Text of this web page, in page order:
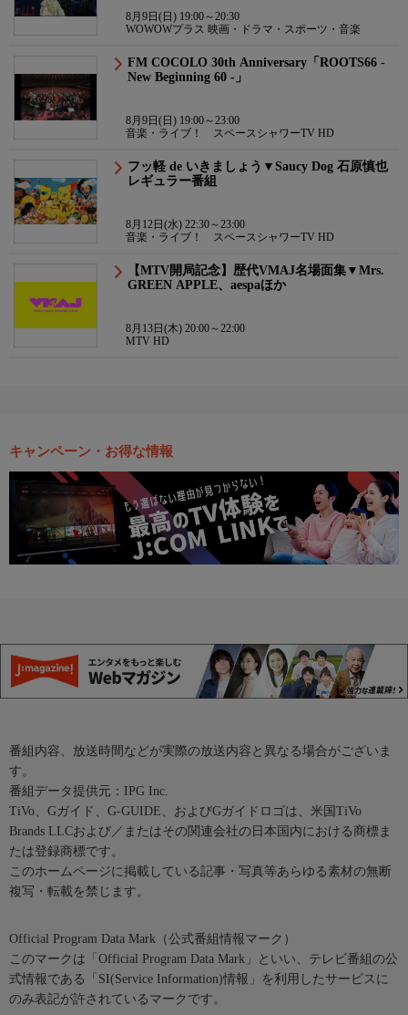
8月9日(日) 19:00～20:30
WOWOWプラス 映画・ドラマ・スポーツ・音楽
FM COCOLO 30th Anniversary「ROOTS66 -
New Beginning 60 -」
8月9日(日) 19:00～23:00
音楽・ライブ！ スペースシャワーTV HD
フッ軽 de いきましょう▼Saucy Dog 石原慎也
レギュラー番組
8月12日(水) 22:30～23:00
音楽・ライブ！ スペースシャワーTV HD
【MTV開局記念】歴代VMAJ名場面集▼Mrs.
GREEN APPLE、aespaほか
8月13日(木) 20:00～22:00
MTV HD
キャンペーン・お得な情報
番組内容、放送時間などが実際の放送内容と異なる場合がございま
す。
番組データ提供元：IPG Inc.
TiVo、Gガイド、G-GUIDE、およびGガイドロゴは、米国TiVo
Brands LLCおよび／またはその関連会社の日本国内における商標ま
たは登録商標です。
このホームページに掲載している記事・写真等あらゆる素材の無断
複写・転載を禁じます。
Official Program Data Mark（公式番組情報マーク）
このマークは「Official Program Data Mark」といい、テレビ番組の公
式情報である「SI(Service Information)情報」を利用したサービスに
のみ表記が許されているマークです。